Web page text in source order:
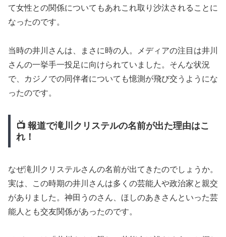
て女性との関係についてもあれこれ取り沙汰されることに
なったのです。
当時の井川さんは、まさに時の人。メディアの注目は井川
さんの一挙手一投足に向けられていました。そんな状況
で、カジノでの同伴者についても憶測が飛び交うようにな
ったのです。
📺 報道で滝川クリステルの名前が出た理由はこ
れ！
なぜ滝川クリステルさんの名前が出てきたのでしょうか。
実は、この時期の井川さんは多くの芸能人や政治家と親交
がありました。神田うのさん、ほしのあきさんといった芸
能人とも交友関係があったのです。